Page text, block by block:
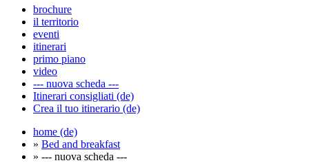
brochure
il territorio
eventi
itinerari
primo piano
video
--- nuova scheda ---
Itinerari consigliati (de)
Crea il tuo itinerario (de)
home (de)
» Bed and breakfast
» --- nuova scheda ---